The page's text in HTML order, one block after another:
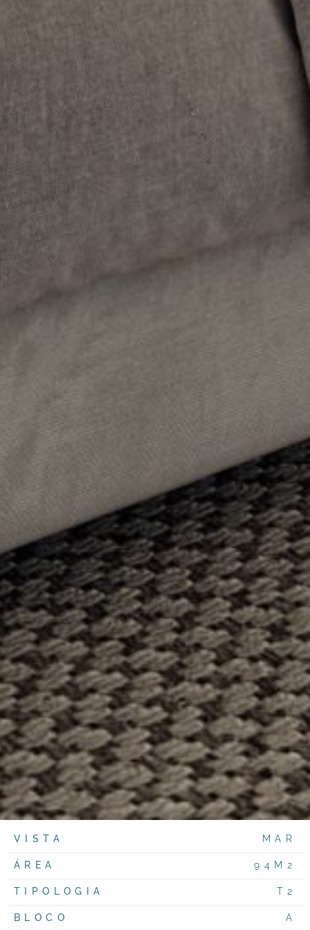
VISTA MAR
ÁREA 94M2
TIPOLOGIA T2
BLOCO A